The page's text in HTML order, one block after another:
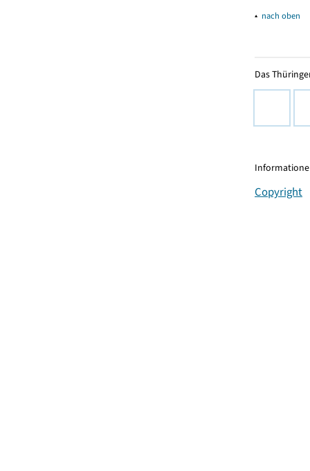
▴ nach oben
Das
Copyright